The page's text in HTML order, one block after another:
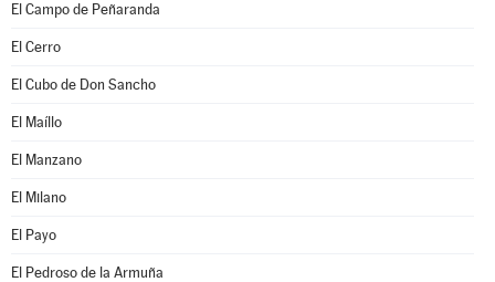
El Campo de Peñaranda
El Cerro
El Cubo de Don Sancho
El Maíllo
El Manzano
El Milano
El Payo
El Pedroso de la Armuña